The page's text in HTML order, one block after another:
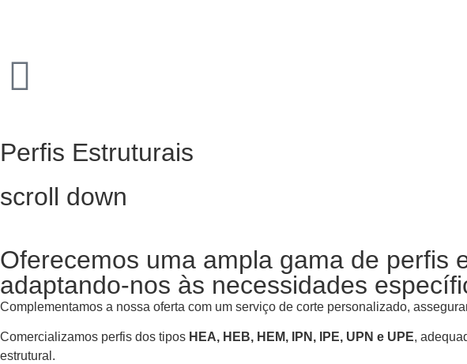
Perfis Estruturais
scroll down
Oferecemos uma ampla gama de perfis
adaptando-nos às necessidades
Complementamos a nossa oferta com um serviço de corte personalizado,
Comercializamos perfis dos tipos HEA, HEB, HEM, IPN, IPE, UPN e UPE,
estrutural.